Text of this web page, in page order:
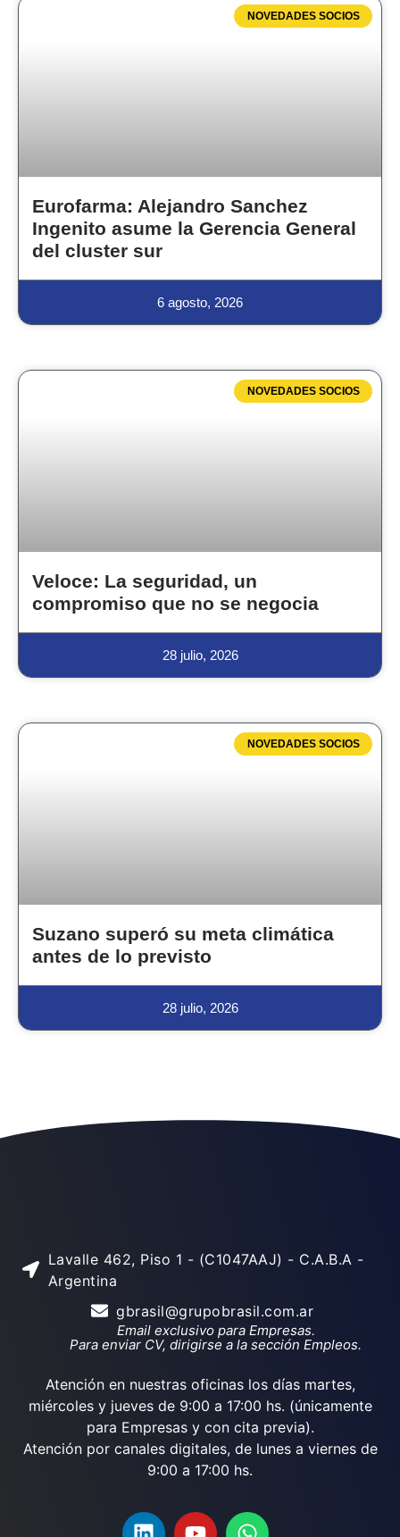
NOVEDADES SOCIOS
Eurofarma: Alejandro Sanchez
Ingenito asume la Gerencia General
del cluster sur
6 agosto, 2026
NOVEDADES SOCIOS
Veloce: La seguridad, un
compromiso que no se negocia
28 julio, 2026
NOVEDADES SOCIOS
Suzano superó su meta climática
antes de lo previsto
28 julio, 2026
Lavalle 462, Piso 1 - (C1047AAJ) - C.A.B.A -
Argentina
gbrasil@grupobrasil.com.ar
Email exclusivo para Empresas.
Para enviar CV, dirigirse a la sección Empleos.
Atención en nuestras oficinas los días martes,
miércoles y jueves de 9:00 a 17:00 hs. (únicamente
para Empresas y con cita previa).
Atención por canales digitales, de lunes a viernes de
9:00 a 17:00 hs.